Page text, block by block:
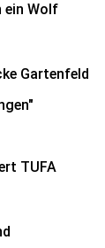
ein Wolf
Gartenfeld
TUFA